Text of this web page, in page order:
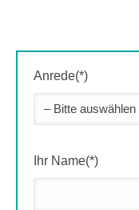
Anrede(*)
Ihr Name(*)